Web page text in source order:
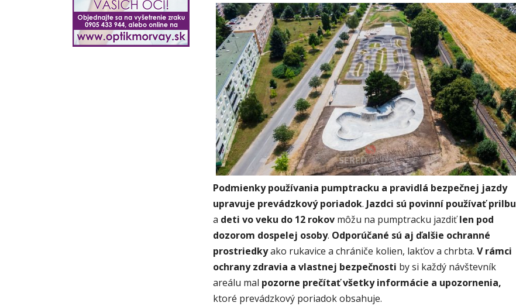
Podmienky používania pumptracku a pravidlá bezpečnej jazdy
upravuje prevádzkový poriadok. Jazdci sú povinní používať prilbu
a deti vo veku do 12 rokov môžu na pumptracku jazdiťlen pod
dozorom dospelej osoby. Odporúčané sú aj ďalšie ochranné
prostriedkyako rukavice a chrániče kolien, lakťov a chrbta. V rámci
ochrany zdravia a vlastnej bezpečnosti by si každý návštevník
areálu mal pozorne prečítať všetky informácie a upozornenia,
ktoré prevádzkový poriadok obsahuje.